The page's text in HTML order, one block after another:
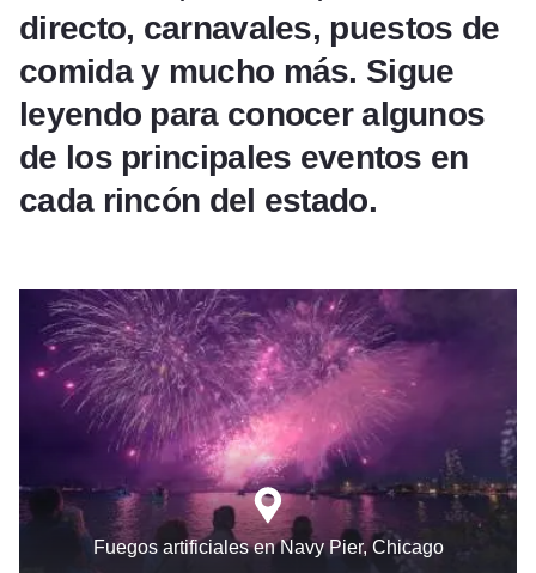
directo, carnavales, puestos de
comida y mucho más. Sigue
leyendo para conocer algunos
de los principales eventos en
cada rincón del estado.
Fuegos artificiales en Navy Pier, Chicago